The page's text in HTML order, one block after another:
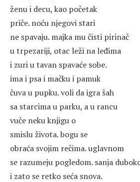
ženu i decu, kao početak
priče. noću njegovi stari
ne spavaju. majka mu čisti pirinač
u trpezariji, otac leži na leđima
i zuri u tavan spavaće sobe.
ima i psa i mačku i pamuk
čuva u pupku. voli da igra šah
sa starcima u parku, a u rancu
vuče neku knjigu o
smislu života. bogu se
obraća svojim rečima. uglavnom
se razumeju pogledom. sanja
i zato se retko seća snova.